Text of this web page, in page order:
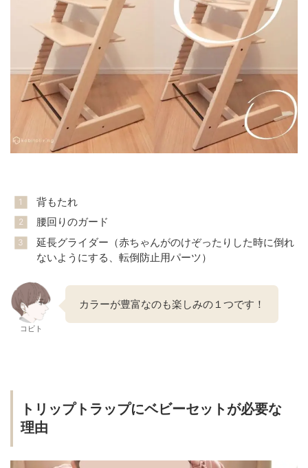
背もたれ
腰回りのガード
延長グライダー（赤ちゃんがのけぞったりした時に倒れ
ないようにする、転倒防止用パーツ）
コビト
カラーが豊富なのも楽しみの１つです！
トリップトラップにベビーセットが必要な
理由